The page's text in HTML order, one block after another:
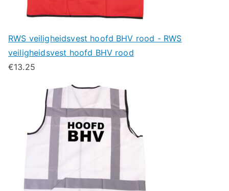
RWS veiligheidsvest hoofd BHV rood - RWS
veiligheidsvest hoofd BHV rood
€13.25